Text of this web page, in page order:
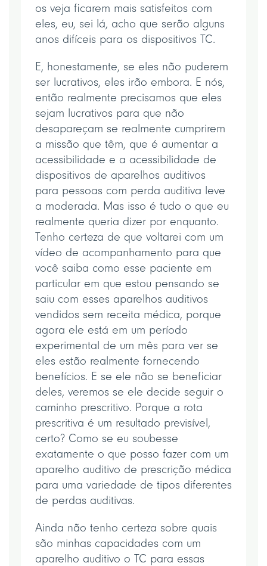
os veja ficarem mais satisfeitos com
eles, eu, sei lá, acho que serão alguns
anos difíceis para os dispositivos TC.
E, honestamente, se eles não puderem
ser lucrativos, eles irão embora. E nós,
então realmente precisamos que eles
sejam lucrativos para que não
desapareçam se realmente cumprirem
a missão que têm, que é aumentar a
acessibilidade e a acessibilidade de
dispositivos de aparelhos auditivos
para pessoas com perda auditiva leve
a moderada. Mas isso é tudo o que eu
realmente queria dizer por enquanto.
Tenho certeza de que voltarei com um
vídeo de acompanhamento para que
você saiba como esse paciente em
particular em que estou pensando se
saiu com esses aparelhos auditivos
vendidos sem receita médica, porque
agora ele está em um período
experimental de um mês para ver se
eles estão realmente fornecendo
benefícios. E se ele não se beneficiar
deles, veremos se ele decide seguir o
caminho prescritivo. Porque a rota
prescritiva é um resultado previsível,
certo? Como se eu soubesse
exatamente o que posso fazer com um
aparelho auditivo de prescrição médica
para uma variedade de tipos diferentes
de perdas auditivas.
Ainda não tenho certeza sobre quais
são minhas capacidades com um
aparelho auditivo o TC para essas